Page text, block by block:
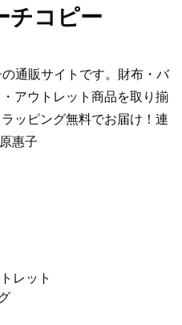
チコピー
通販サイトです。財布・バ
アウトレット商品を取り揃
ッピング無料でお届け！連
惠子
レット